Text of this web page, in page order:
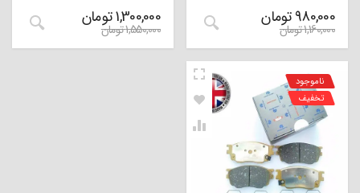
980,000تومان
1,160,000تومان
1,300,000تومان
1,550,000تومان
ناموجود
تخفیف